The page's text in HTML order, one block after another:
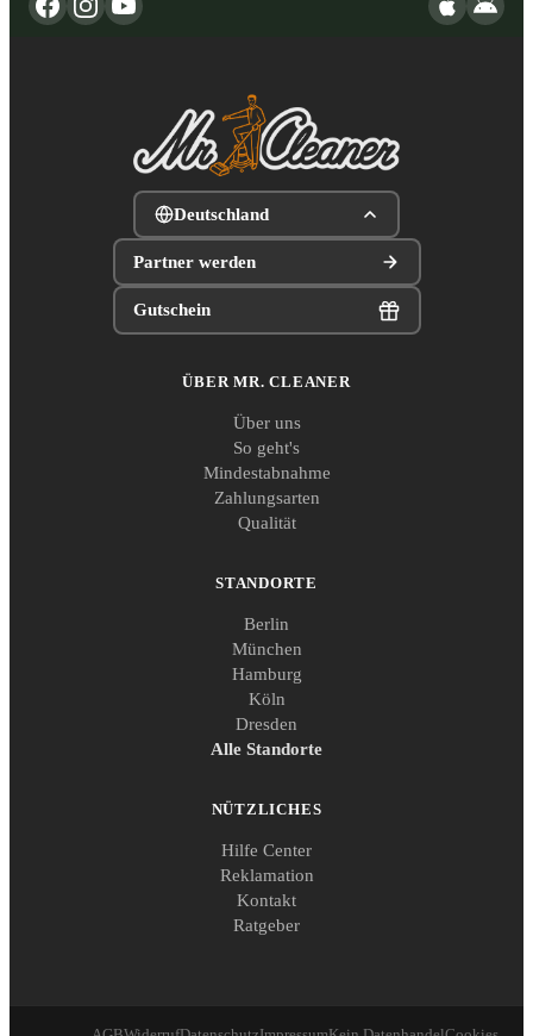
Deutschland
Partner werden
Gutschein
ÜBER MR. CLEANER
Über uns
So geht's
Mindestabnahme
Zahlungsarten
Qualität
STANDORTE
Berlin
München
Hamburg
Köln
Dresden
Alle Standorte
NÜTZLICHES
Hilfe Center
Reklamation
Kontakt
Ratgeber